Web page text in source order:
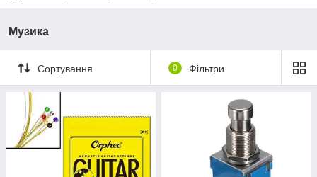
Музика
Сортування 0 Фільтри